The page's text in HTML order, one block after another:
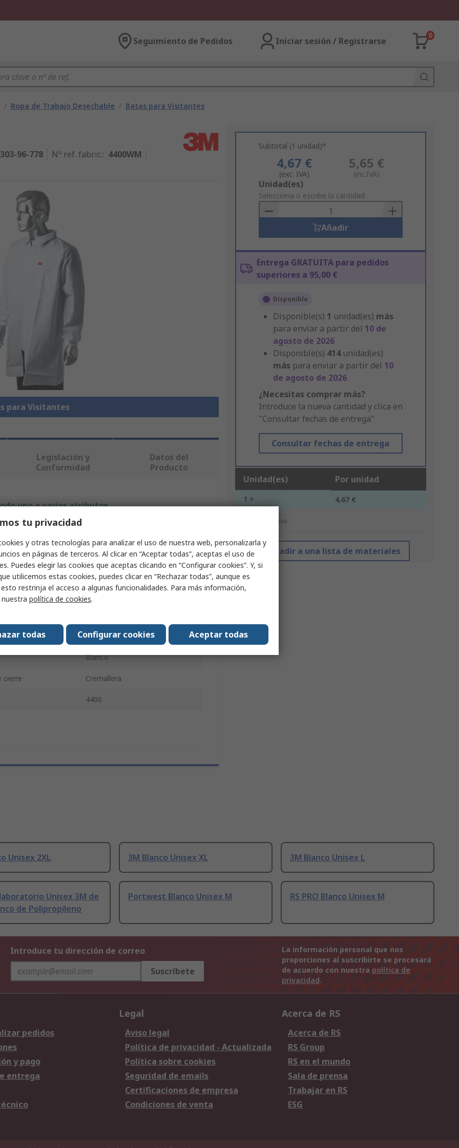
Seguimiento de Pedidos Iniciar sesión / Registrarse
0
/ Ropa de Trabajo Desechable / Batas para Visitantes
303-96-778 Nº ref. fabric.: 4400WM
para Visitantes
Subtotal (1 unidad)*
4,67 €
(exc. IVA)
5,65 €
(inc.IVA)
Add
to
Basket
Unidad(es)
Selecciona o escribe la cantidad
Añadir
Entrega GRATUITA para pedidos
superiores a 95,00 €
Disponible
Disponible(s) 1 unidad(es) más
para enviar a partir del 10 de
agosto de 2026
Disponible(s) 414 unidad(es)
más para enviar a partir del 10
de agosto de 2026
¿Necesitas comprar más?
Introduce la nueva cantidad y clica en
"Consultar fechas de entrega"
Consultar fechas de entrega
Unidad(es) Por unidad
1 + 4,67 €
*precio indicativo
Añadir a una lista de materiales
Legislación y
Conformidad
Datos del
Producto
uno o varios atributos.
3M
producto Bata para visitantes
Unisex
Blanco
cierre Cremallera
4400
Unisex 2XL 3M Blanco Unisex XL 3M Blanco Unisex L
Unisex 3M de
de Polipropileno
Portwest Blanco Unisex M RS PRO Blanco Unisex M
Introduce tu dirección de correo
Suscríbete
La información personal que nos
proporciones al suscribirte se procesará
de acuerdo con nuestra política de
privacidad.
pedidos
y pago
entrega
Legal
Aviso legal
Política de privacidad - Actualizada
Política sobre cookies
Seguridad de emails
Certificaciones de empresa
Condiciones de venta
Acerca de RS
Acerca de RS
RS Group
RS en el mundo
Sala de prensa
Trabajar en RS
ESG
tu privacidad
y otras tecnologías para analizar el uso de nuestra web, personalizarla y
en páginas de terceros. Al clicar en “Aceptar todas”, aceptas el uso de
Puedes elegir las cookies que aceptas clicando en “Configurar cookies”. Y, si
utilicemos estas cookies, puedes clicar en “Rechazar todas”, aunque es
restrinja el acceso a algunas funcionalidades. Para más información,
política de cookies.
Aceptar todas
Configurar cookies
todas